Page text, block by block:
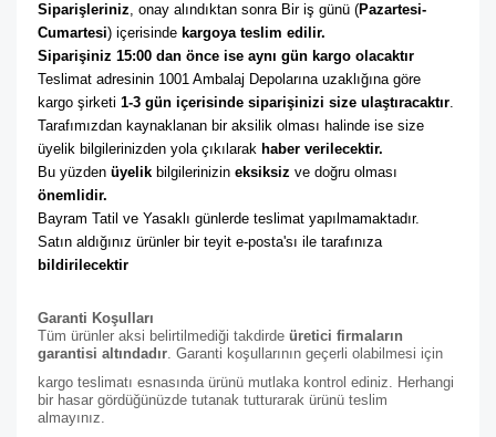
Siparişleriniz, onay alındıktan sonra Bir iş günü (Pazartesi-
Cumartesi) içerisinde kargoya teslim edilir.
Siparişiniz 15:00 dan önce ise aynı gün kargo olacaktır
Teslimat adresinin 1001 Ambalaj Depolarına uzaklığına göre
kargo şirketi 1-3 gün içerisinde siparişinizi size ulaştıracaktır.
Tarafımızdan kaynaklanan bir aksilik olması halinde ise size
üyelik bilgilerinizden yola çıkılarak haber verilecektir.
Bu yüzden üyelik bilgilerinizin eksiksiz
önemlidir.
Bayram Tatil ve Yasaklı günlerde teslimat yapılmamaktadır.
Satın aldığınız ürünler bir teyit e-posta'sı ile tarafınıza
bildirilecektir
Garanti Koşulları
Tüm ürünler aksi belirtilmediği takdirde üretici firmaların
garantisi altındadır. Garanti koşullarının geçerli olabilmesi için
kargo teslimatı esnasında ürünü mutlaka kontrol ediniz. Herhangi
bir hasar gördüğünüzde tutanak tutturarak ürünü teslim
almayınız.